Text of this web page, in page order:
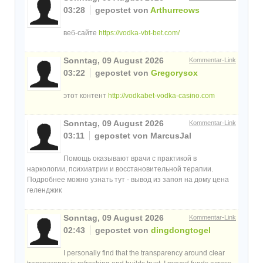
03:28
gepostet von Arthurreows
веб-сайте https://vodka-vbt-bet.com/
Kommentar-Link
Sonntag, 09 August 2026
03:22
gepostet von Gregorysox
этот контент http://vodkabet-vodka-casino.com
Kommentar-Link
Sonntag, 09 August 2026
03:11
gepostet von MarcusJal
Помощь оказывают врачи с практикой в
наркологии, психиатрии и восстановительной терапии.
Подробнее можно узнать тут - вывод из запоя на дому цена
геленджик
Kommentar-Link
Sonntag, 09 August 2026
02:43
gepostet von dingdongtogel
I personally find that the transparency around clear